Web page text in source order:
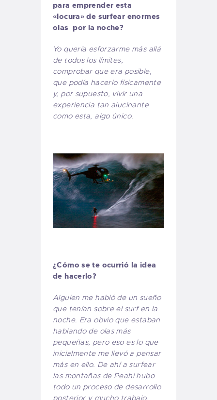
para emprender esta
«locura» de surfear enormes
olas por la noche?
Yo quería esforzarme más allá
de todos los límites,
comprobar que era posible,
que podía hacerlo físicamente
y, por supuesto, vivir una
experiencia tan alucinante
como esta, algo único.
¿Cómo se te ocurrió la idea
de hacerlo?
Alguien me habló de un sueño
que tenían sobre el surf en la
noche. Era obvio que estaban
hablando de olas más
pequeñas, pero eso es lo que
inicialmente me llevó a pensar
más en ello. De ahí a surfear
las montañas de Peahi hubo
todo un proceso de desarrollo
posterior y mucho trabajo.